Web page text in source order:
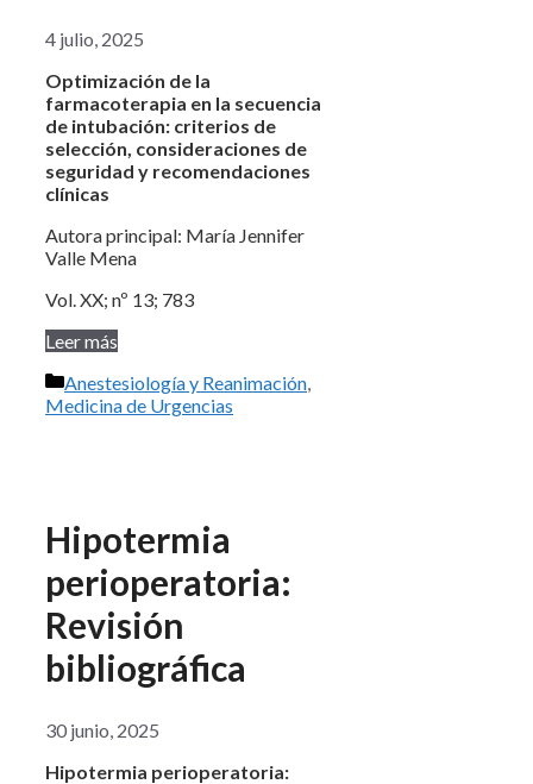
4 julio, 2025
Optimización de la
farmacoterapia en la secuencia
de intubación: criterios de
selección, consideraciones de
seguridad y recomendaciones
clínicas
Autora principal: María Jennifer
Valle Mena
Vol. XX; nº 13; 783
Leer más
Categorías
Anestesiología y Reanimación,
Medicina de Urgencias
Hipotermia
perioperatoria:
Revisión
bibliográfica
30 junio, 2025
Hipotermia perioperatoria: